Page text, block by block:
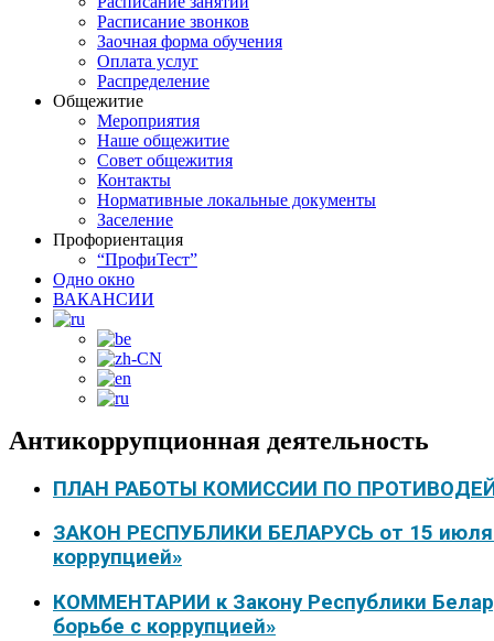
Расписание звонков
Заочная форма обучения
Оплата услуг
Распределение
Общежитие
Мероприятия
Наше общежитие
Совет общежития
Контакты
Нормативные локальные документы
Заселение
Профориентация
“ПрофиТест”
Одно окно
ВАКАНСИИ
Антикоррупционная деятельность
ПЛАН РАБОТЫ КОМИССИИ ПО
ЗАКОН РЕСПУБЛИКИ БЕЛАРУСЬ от 15 июля
коррупцией»
КОММЕНТАРИИ к Закону Республики
борьбе с коррупцией»